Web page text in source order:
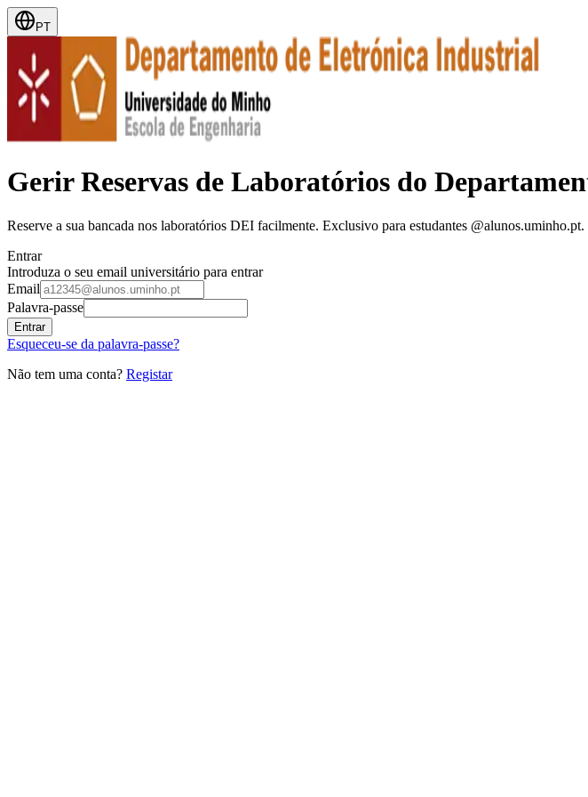
PT
Gerir Reservas de Laboratórios do
Reserve a sua bancada nos laboratórios DEI facilmente. Exclusivo para estudantes @alunos.uminho.pt.
Entrar
Introduza o seu email universitário para entrar
Email
Palavra-passe
Entrar
Esqueceu-se da palavra-passe?
Não tem uma conta? Registar